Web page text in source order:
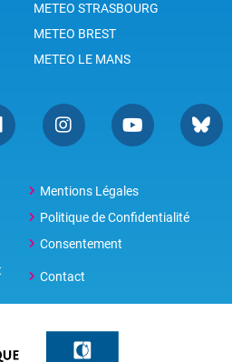
METEO STRASBOURG
METEO BREST
METEO LE MANS
Mentions Légales
Politique de Confidentialité
Consentement
Contact